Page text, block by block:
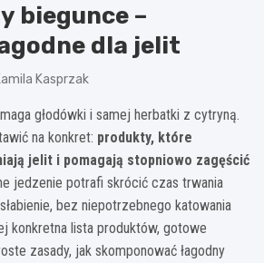
biegunce –
dla jelit
Kasprzak
głodówki i samej herbatki z cytryną.
na konkret: produkty, które
jelit i pomagają stopniowo zagęścić
jedzenie potrafi skrócić czas trwania
bez niepotrzebnego katowania
konkretna lista produktów, gotowe
zasady, jak skomponować łagodny